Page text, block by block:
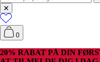
0